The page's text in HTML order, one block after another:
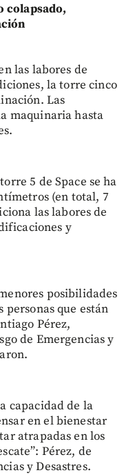
colapsado,
las labores de
la torre cinco
Las
maquinaria hasta
5 de Space se ha
(en total, 7
las labores de
y
posibilidades
que están
Pérez,
de Emergencias y
capacidad de la
en el bienestar
atrapadas en los
Pérez, de
y Desastres.